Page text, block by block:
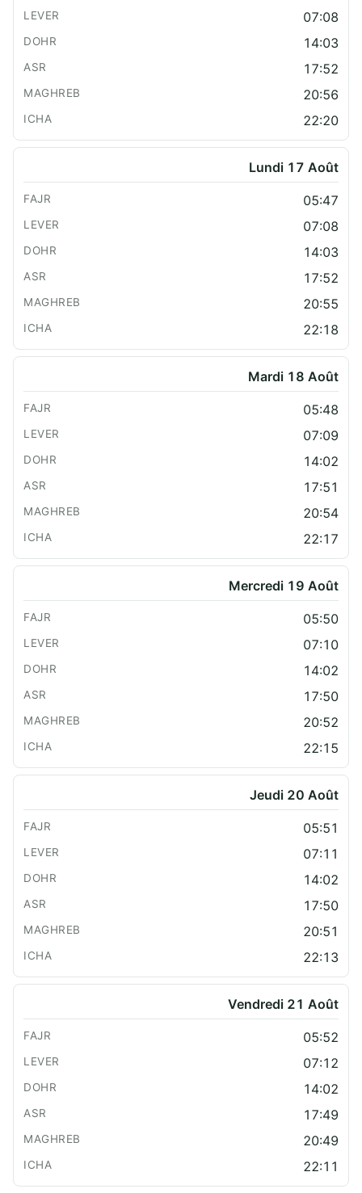
07:08
14:03
17:52
20:56
22:20
Lundi 17 Août
05:47
07:08
14:03
17:52
20:55
22:18
Mardi 18 Août
05:48
07:09
14:02
17:51
20:54
22:17
Mercredi 19 Août
05:50
07:10
14:02
17:50
20:52
22:15
Jeudi 20 Août
05:51
07:11
14:02
17:50
20:51
22:13
Vendredi 21 Août
05:52
07:12
14:02
17:49
20:49
22:11